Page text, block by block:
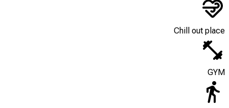
Chill out place
GYM